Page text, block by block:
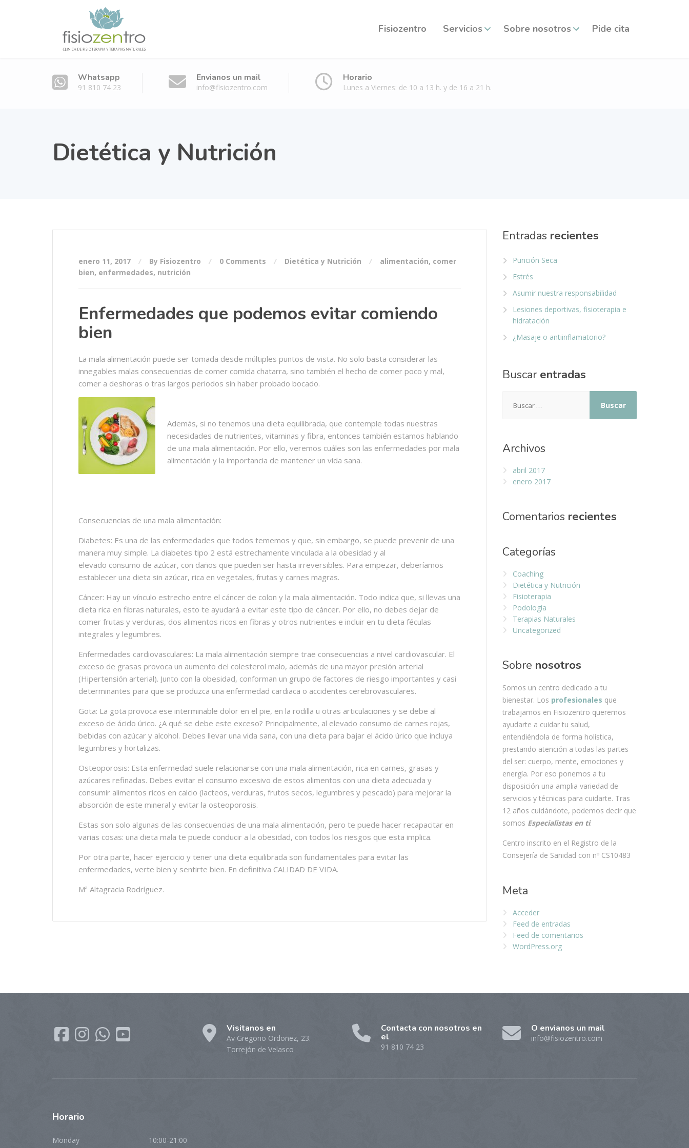
Fisiozentro Servicios Sobre nosotros Pide cita
Whatsapp
91 810 74 23
Envianos un mail
info@fisiozentro.com
Horario
Lunes a Viernes: de 10 a 13 h. y de 16 a 21 h.
Dietética y Nutrición
enero 11, 2017 By Fisiozentro 0 Comments Dietética y Nutrición alimentación, comer
bien, enfermedades, nutrición
Enfermedades que podemos evitar comiendo
bien
La mala alimentación puede ser tomada desde múltiples puntos de vista. No solo basta considerar las
innegables malas consecuencias de comer comida chatarra, sino también el hecho de comer poco y mal,
comer a deshoras o tras largos periodos sin haber probado bocado.
Además, si no tenemos una dieta equilibrada, que contemple todas nuestras
necesidades de nutrientes, vitaminas y fibra, entonces también estamos hablando
de una mala alimentación. Por ello, veremos cuáles son las enfermedades por mala
alimentación y la importancia de mantener un vida sana.
Consecuencias de una mala alimentación:
Diabetes: Es una de las enfermedades que todos tememos y que, sin embargo, se puede prevenir de una
manera muy simple. La diabetes tipo 2 está estrechamente vinculada a la obesidad y al
elevado consumo de azúcar, con daños que pueden ser hasta irreversibles. Para empezar, deberíamos
establecer una dieta sin azúcar, rica en vegetales, frutas y carnes magras.
Cáncer: Hay un vínculo estrecho entre el cáncer de colon y la mala alimentación. Todo indica que, si llevas una
dieta rica en fibras naturales, esto te ayudará a evitar este tipo de cáncer. Por ello, no debes dejar de
comer frutas y verduras, dos alimentos ricos en fibras y otros nutrientes e incluir en tu dieta féculas
integrales y legumbres.
Enfermedades cardiovasculares: La mala alimentación siempre trae consecuencias a nivel cardiovascular. El
exceso de grasas provoca un aumento del colesterol malo, además de una mayor presión arterial
(Hipertensión arterial). Junto con la obesidad, conforman un grupo de factores de riesgo importantes y casi
determinantes para que se produzca una enfermedad cardiaca o accidentes cerebrovasculares.
Gota: La gota provoca ese interminable dolor en el pie, en la rodilla u otras articulaciones y se debe al
exceso de ácido úrico. ¿A qué se debe este exceso? Principalmente, al elevado consumo de carnes rojas,
bebidas con azúcar y alcohol. Debes llevar una vida sana, con una dieta para bajar el ácido úrico que incluya
legumbres y hortalizas.
Osteoporosis: Esta enfermedad suele relacionarse con una mala alimentación, rica en carnes, grasas y
azúcares refinadas. Debes evitar el consumo excesivo de estos alimentos con una dieta adecuada y
consumir alimentos ricos en calcio (lacteos, verduras, frutos secos, legumbres y pescado) para mejorar la
absorción de este mineral y evitar la osteoporosis.
Estas son solo algunas de las consecuencias de una mala alimentación, pero te puede hacer recapacitar en
varias cosas: una dieta mala te puede conducir a la obesidad, con todos los riesgos que esta implica.
Por otra parte, hacer ejercicio y tener una dieta equilibrada son fundamentales para evitar las
enfermedades, verte bien y sentirte bien. En definitiva CALIDAD DE VIDA.
Mª Altagracia Rodríguez.
Entradas recientes
Punción Seca
Estrés
Asumir nuestra responsabilidad
Lesiones deportivas, fisioterapia e
hidratación
¿Masaje o antiinflamatorio?
Buscar entradas
Archivos
abril 2017
enero 2017
Comentarios recientes
Categorías
Coaching
Dietética y Nutrición
Fisioterapia
Podología
Terapias Naturales
Uncategorized
Sobre nosotros
Somos un centro dedicado a tu
bienestar. Los profesionales que
trabajamos en Fisiozentro queremos
ayudarte a cuidar tu salud,
entendiéndola de forma holística,
prestando atención a todas las partes
del ser: cuerpo, mente, emociones y
energía. Por eso ponemos a tu
disposición una amplia variedad de
servicios y técnicas para cuidarte. Tras
12 años cuidándote, podemos decir que
somos Especialistas en ti.
Centro inscrito en el Registro de la
Consejería de Sanidad con nº CS10483
Meta
Acceder
Feed de entradas
Feed de comentarios
WordPress.org
Visitanos en
Av Gregorio Ordoñez, 23.
Torrejón de Velasco
Contacta con nosotros en
el
91 810 74 23
O envianos un mail
info@fisiozentro.com
Horario
Monday 10:00-21:00